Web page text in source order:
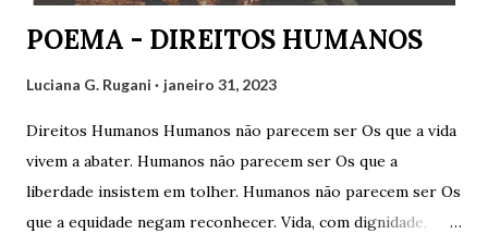
POEMA - DIREITOS HUMANOS
Luciana G. Rugani janeiro 31, 2023
Direitos Humanos Humanos não parecem ser Os que a vida
vivem a abater. Humanos não parecem ser Os que a
liberdade insistem em tolher. Humanos não parecem ser Os
que a equidade negam reconhecer. Vida, com dignidade,